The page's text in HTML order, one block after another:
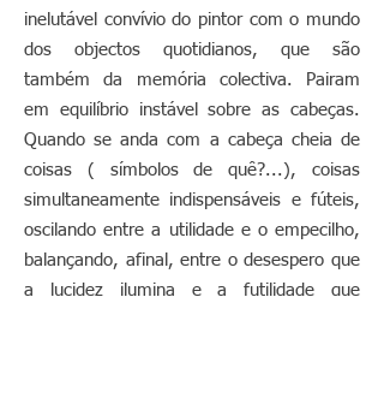
inelutável convívio do pintor com o mundo
dos objectos quotidianos, que são
também da memória colectiva. Pairam
em equilíbrio instável sobre as cabeças.
Quando se anda com a cabeça cheia de
coisas ( símbolos de quê?...), coisas
simultaneamente indispensáveis e fúteis,
oscilando entre a utilidade e o empecilho,
balançando, afinal, entre o desespero que
a lucidez ilumina e a futilidade que